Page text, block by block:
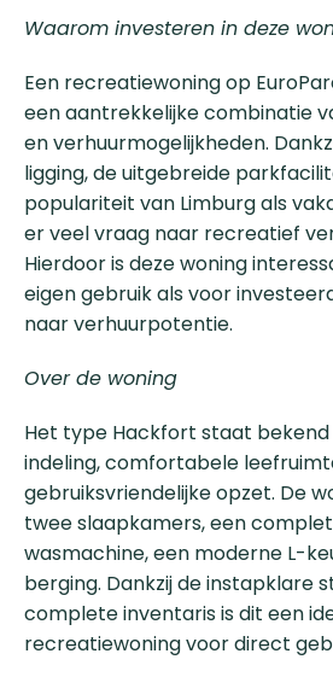
Waarom investeren in deze
Een recreatiewoning op
een aantrekkelijke combinatie
en verhuurmogelijkheden.
ligging, de uitgebreide
populariteit van Limburg als
er veel vraag naar recreatief
Hierdoor is deze woning
eigen gebruik als voor
naar verhuurpotentie.
Over de woning
Het type Hackfort staat
indeling, comfortabele
gebruiksvriendelijke opzet. De
twee slaapkamers, een
wasmachine, een moderne L-
berging. Dankzij de instapklare
complete inventaris is dit een
recreatiewoning voor direct